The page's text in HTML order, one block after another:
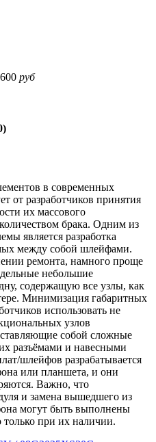
руб
в современных
от разработчиков принятия
их массового
брака. Одним из
является разработка
между собой шлейфами.
ремонта, намного проще
небольшие
содержащую все узлы, как
Минимизация габаритных
использовать не
узлов
собой сложные
разъёмами и навесными
шлейфов разрабатывается
или планшета, и они
Важно, что
и замена вышедшего из
могут быть выполнены
только при их наличии.